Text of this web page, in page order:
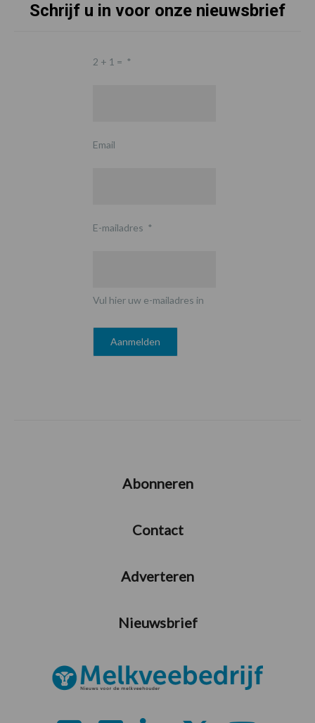
Schrijf u in voor onze nieuwsbrief
2 + 1 = *
Email
E-mailadres *
Vul hier uw e-mailadres in
Abonneren
Contact
Adverteren
Nieuwsbrief